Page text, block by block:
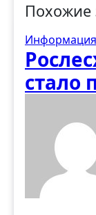
Похожие
Информация
стало